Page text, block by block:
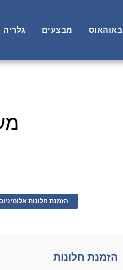
באוהאוס מבצעים גלריה
הזמנת חלונות
הזמנת חלונות